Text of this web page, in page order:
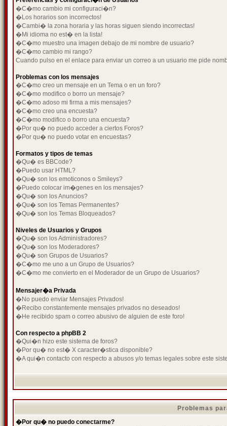
�C�mo cambio mi configuraci�n?
�Los horarios son incorrectos!
�Cambi� la zona horaria y las horas siguen siendo incorrectas!
�Mi idioma no est� en la lista!
�C�mo muestro una imagen debajo de mi nombre de usuario?
�C�mo cambio mi rango?
Cuando pulso en el enlace para enviar un correo a un usuario me pide
Problemas con los mensajes
�C�mo creo un mensaje en un Tema o en un foro?
�C�mo modifico o borro un mensaje?
�C�mo adoso mi firma a mis mensajes?
�C�mo creo una encuesta?
�C�mo modifico o borro una encuesta?
�Por qu� no puedo acceder a ciertos Foros?
�Por qu� no puedo votar en encuestas?
Formatos y tipos de temas
�Qu� es BBCode?
�Puedo usar HTML?
�Qu� son los emoticonos o Smileys?
�Puedo colocar im�genes en los mensajes?
�Qu� son los Anuncios?
�Qu� son los Temas Permanentes?
�Qu� son los Temas Bloqueados?
Niveles de Usuarios y Grupos
�Qu� son los Administradores?
�Qu� son los Moderadores?
�Qu� son Grupos de Usuarios?
�C�mo me uno a un Grupo de Usuarios?
�C�mo me convierto en el Moderador de un Grupo de Usuarios?
Mensajer�a Privada
�No puedo enviar Mensajes Privados!
�Recibo constantemente mensajes privados no deseados!
�He recibido spam o correo abusivo de alguien de este foro!
Con respecto a phpBB 2
�Qui�n hizo este sistema de foros?
�Por qu� no est� X caracter�stica disponible?
�A qui�n contacto con respecto a abusos y/o temas legales sobre este
Problemas
�Por qu� no puedo conectarme?